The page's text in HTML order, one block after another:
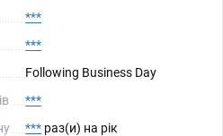
***
***
Following Business Day
***
*** раз(и) на рік